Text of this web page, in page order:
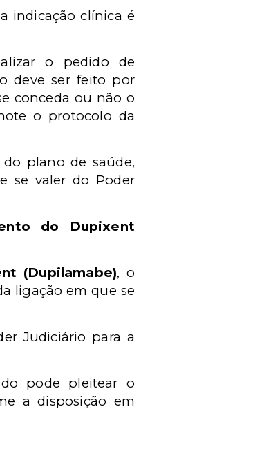
indicação clínica é
o pedido de
deve ser feito por
conceda ou não o
o protocolo da
plano de saúde,
se valer do Poder
do Dupixent
(Dupilamabe), o
ligação em que se
Judiciário para a
pode pleitear o
a disposição em